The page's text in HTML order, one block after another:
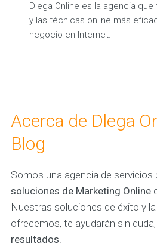
Dlega Online es la agencia
y las técnicas online más
negocio en Internet.
Acerca de Dlega
Blog
Somos una agencia de servicios
soluciones de Marketing Online
Nuestras soluciones de éxito y
ofrecemos, te ayudarán sin
resultados.